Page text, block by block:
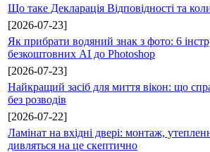
Що таке Декларація Відповідності та
[2026-07-23]
Як прибрати водяний знак з фото: 6
безкоштовних AI до Photoshop
[2026-07-23]
Найкращий засіб для миття вікон: що
без розводів
[2026-07-22]
Ламінат на вхідні двері: монтаж,
дивляться на це скептично